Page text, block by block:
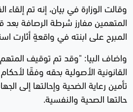
وقالت الوزارة في بيان، إنه تم
المتهمين مفارز شرطة الرصافة بعد
المبرح على ابنته في واقعةٍ أثارت
واضاف البيا: "وقد تم توقيف المتهم
القانونية الأصولية بحقه وفقًا
تأمين رعاية الضحية وإحالتها إلى
حالتها الصحية والنفسية.